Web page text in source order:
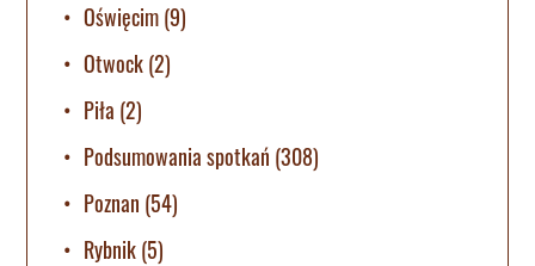
Oświęcim(9)
Otwock(2)
Piła (2)
Podsumowania spotkań (308)
Poznan (54)
Rybnik(5)